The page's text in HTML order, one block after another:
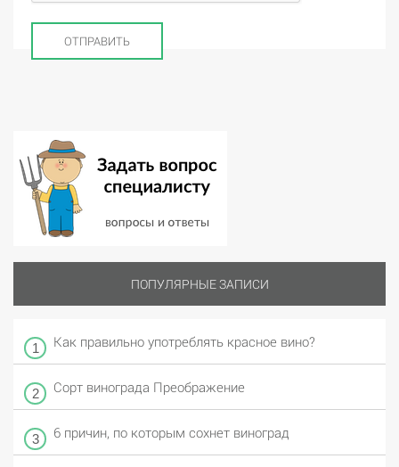
ПОПУЛЯРНЫЕ ЗАПИСИ
Как правильно употреблять красное вино?
Сорт винограда Преображение
6 причин, по которым сохнет виноград